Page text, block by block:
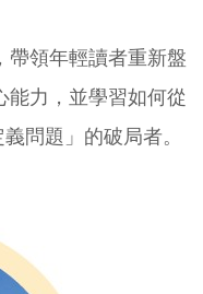
帶領年輕讀者重新盤
能力，並學習如何從
問題」的破局者。